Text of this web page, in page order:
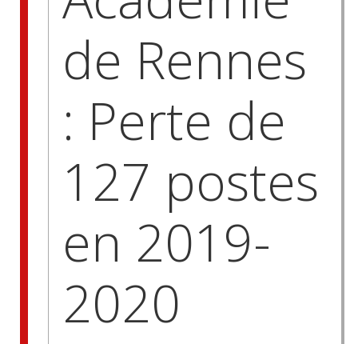
de Rennes
: Perte de
127 postes
en 2019-
2020